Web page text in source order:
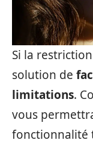
Si la
solution de
limitations.
vous
fonctionnalité